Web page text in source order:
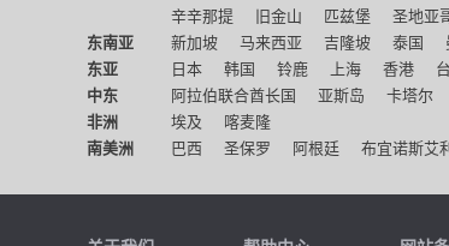
辛辛那提
旧金山 匹兹堡 圣地亚
东南亚
新加坡 马来西亚 吉隆坡 泰国
东亚
日本 韩国 铃鹿 上海 香港
中东
阿拉伯联合酋长国 亚斯岛 卡塔尔
非洲
埃及
喀麦隆
南美洲
巴西 圣保罗 阿根廷 布宜诺斯艾